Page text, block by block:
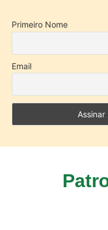
Primeiro Nome
Email